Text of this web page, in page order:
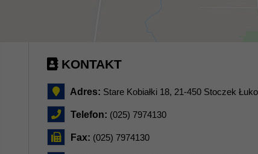
KONTAKT
Adres: Stare Kobiałki 18, 21-450 Stoczek
Telefon: (025) 7974130
Fax: (025) 7974130